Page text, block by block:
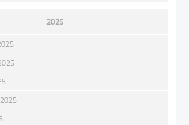
2025